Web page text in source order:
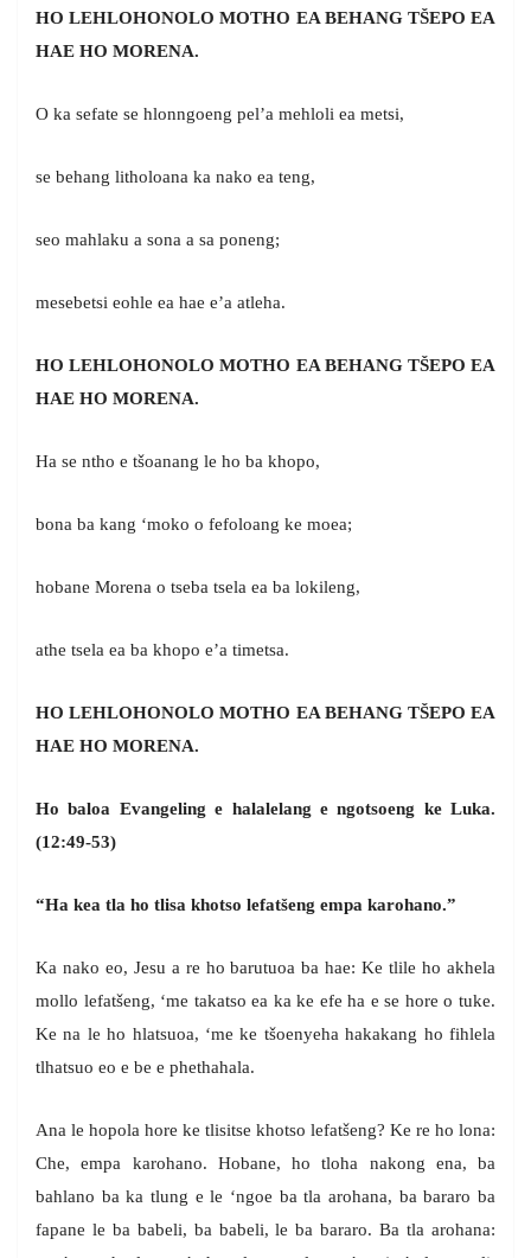
HO LEHLOHONOLO MOTHO EA BEHANG TŠEPO EA
HAE HO MORENA.
O ka sefate se hlonngoeng pel’a mehloli ea metsi,
se behang litholoana ka nako ea teng,
seo mahlaku a sona a sa poneng;
mesebetsi eohle ea hae e’a atleha.
HO LEHLOHONOLO MOTHO EA BEHANG TŠEPO EA
HAE HO MORENA.
Ha se ntho e tšoanang le ho ba khopo,
bona ba kang ‘moko o fefoloang ke moea;
hobane Morena o tseba tsela ea ba lokileng,
athe tsela ea ba khopo e’a timetsa.
HO LEHLOHONOLO MOTHO EA BEHANG TŠEPO EA
HAE HO MORENA.
Ho baloa Evangeling e halalelang e ngotsoeng ke Luka.
(12:49-53)
“Ha kea tla ho tlisa khotso lefatšeng empa karohano.”
Ka nako eo, Jesu a re ho barutuoa ba hae: Ke tlile ho akhela
mollo lefatšeng, ‘me takatso ea ka ke efe ha e se hore o tuke.
Ke na le ho hlatsuoa, ‘me ke tšoenyeha hakakang ho fihlela
tlhatsuo eo e be e phethahala.
Ana le hopola hore ke tlisitse khotso lefatšeng? Ke re ho lona:
Che, empa karohano. Hobane, ho tloha nakong ena, ba
bahlano ba ka tlung e le ‘ngoe ba tla arohana, ba bararo ba
fapane le ba babeli, ba babeli, le ba bararo. Ba tla arohana: